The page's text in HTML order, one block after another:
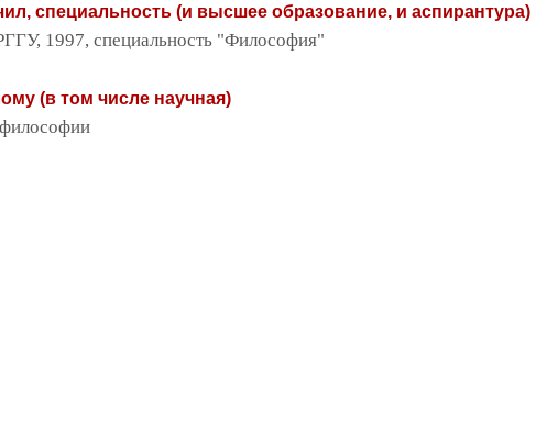
специальность (и высшее образование, и аспирантура)
1997, специальность "Философия"
(в том числе научная)